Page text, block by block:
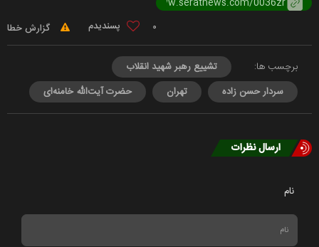
0 گزارش خطا
برچسب ها:
تشییع رهبر شهید انقلاب
سردار حسن زاده
تهران حضرت آیت‌الله خامنه‌ای
ارسال نظرات
نام